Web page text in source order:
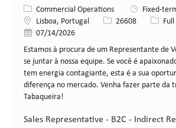
Category
Commercial Operations
Fixed-
LocationLisboa, Portugal Job Id26608 Job
Posted Date
07/14/2026
Estamos à procura de um Representante de
se juntar à nossa equipe. Se você é
tem energia contagiante, esta é a sua
diferença no mercado. Venha fazer parte da
Tabaqueira!
Sales Representative - B2C - Indirect